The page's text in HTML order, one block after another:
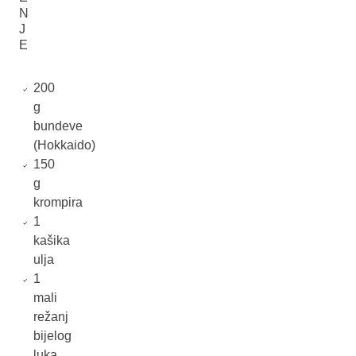
N
J
E
200
g
bundeve
(Hokkaido)
150
g
krompira
1
kašika
ulja
1
mali
režanj
bijelog